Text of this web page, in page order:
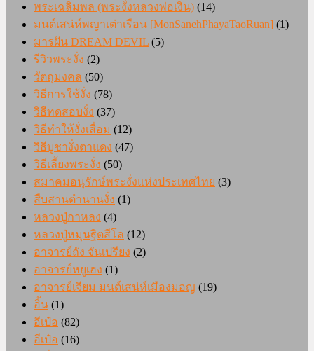
พระเฉลิมพล (พระงั่งหลวงพ่อเงิน) (14)
มนต์เสน่ห์พญาเต่าเรือน [MonSanehPhayaTaoRuan] (1)
มารฝัน DREAM DEVIL (5)
รีวิวพระงั่ง (2)
วัตถุมงคล (50)
วิธีการใช้งั่ง (78)
วิธีทดสอบงั่ง (37)
วิธีทำให้งั่งเสื่อม (12)
วิธีบูชางั่งตาแดง (47)
วิธีเลี้ยงพระงั่ง (50)
สมาคมอนุรักษ์พระงั่งแห่งประเทศไทย (3)
สืบสานตำนานงั่ง (1)
หลวงปู่กาหลง (4)
หลวงปู่หมุนฐิตสีโล (12)
อาจารย์ถัง จันเปรียง (2)
อาจารย์หยูเฮง (1)
อาจารย์เจียม มนต์เสน่ห์เมืองมอญ (19)
อิ้น (1)
อีเป๋อ (82)
อีเป๋อ (16)